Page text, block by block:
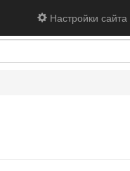
Настройки сайта